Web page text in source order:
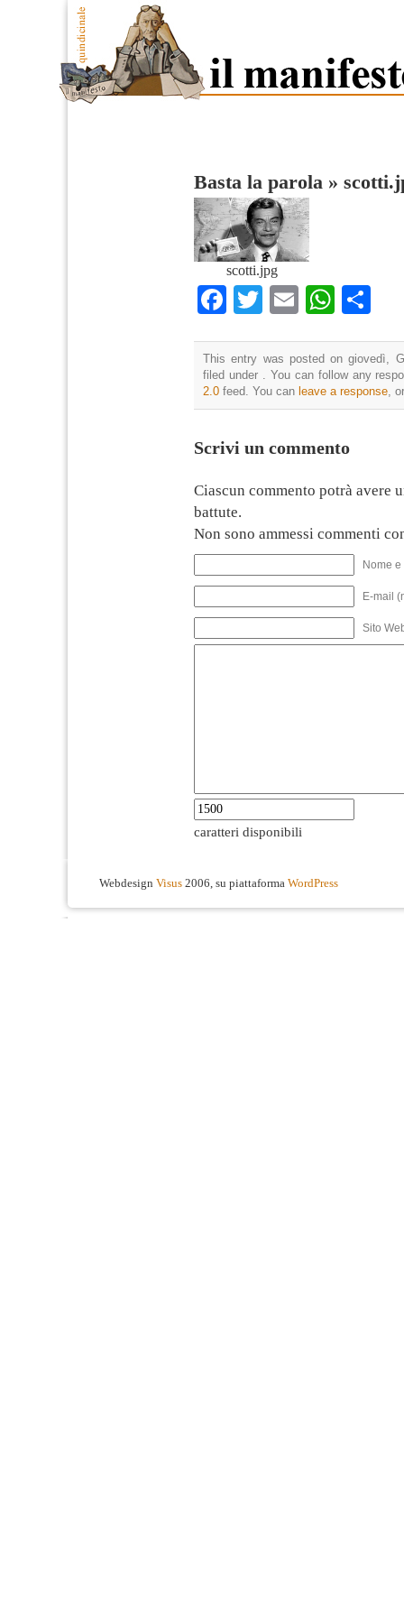
Basta la parola »
scotti.jpg
Facebook
TwitterEmail
This entry was posted on giovedì,
filed under . You can follow any
2.0 feed. You can leave a response ,
Scrivi un commento
Ciascun commento potrà avere
battute.
Non sono ammessi commenti
Nome
E-mail
Sito
caratteri disponibili
Webdesign Visus 2006, su piattaforma WordPress